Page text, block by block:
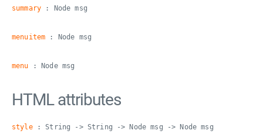
summary : Node msg
menuitem : Node msg
menu : Node msg
HTML attributes
style: String -> String -> Node msg -> Node msg